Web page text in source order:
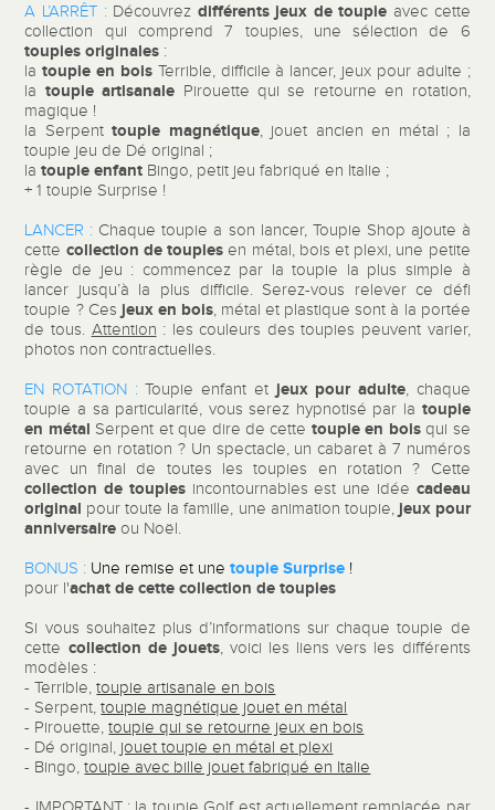
A L’ARRÊT : Découvrez différents jeux de toupie avec cette
collection qui comprend 7 toupies, une sélection de 6
toupies originales :
latoupie en bois Terrible, difficile à lancer, jeux pour adulte ;
la toupie artisanale Pirouette qui se retourne en rotation,
magique !
la Serpenttoupie magnétique, jouet ancien en métal ; la
toupie jeu de Dé original ;
latoupie enfant Bingo, petit jeu fabriqué en Italie ;
+ 1 toupie Surprise !
LANCER : Chaque toupie a son lancer, Toupie Shop ajoute à
cette collection de toupies en métal, bois et plexi, une petite
règle de jeu : commencez par la toupie la plus simple à
lancer jusqu’à la plus difficile. Serez-vous relever ce défi
toupie ? Ces jeux en bois, métal et plastique sont à la portée
de tous. Attention : les couleurs des toupies peuvent varier,
photos non contractuelles.
EN ROTATION :Toupie enfant et jeux pour adulte, chaque
toupie a sa particularité, vous serez hypnotisé par la toupie
en métal Serpent et que dire de cette toupie en boisqui se
retourne en rotation ? Un spectacle, un cabaret à 7 numéros
avec un final de toutes les toupies en rotation ? Cette
collection de toupiesincontournables est une idée cadeau
original pour toute la famille, une animation toupie, jeux pour
anniversaire ou Noël.
BONUS : Une remise et une toupie Surprise !
pour l'achat de cette collection de toupies
Si vous souhaitez plus d’informations sur chaque toupie de
cette collection de jouets, voici les liens vers les différents
modèles :
- Terrible,toupie artisanale en bois
- Serpent,toupie magnétique jouet en métal
- Pirouette,toupie qui se retourne jeux en bois
- Dé original, jouet toupie en métal et plexi
- Bingo,toupie avec bille jouet fabriqué en Italie